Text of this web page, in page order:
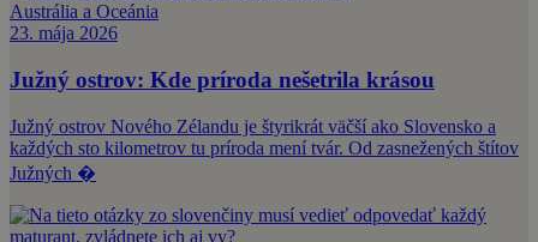
Austrália a Oceánia
23. mája 2026
Južný ostrov: Kde príroda nešetrila krásou
Južný ostrov Nového Zélandu je štyrikrát väčší ako Slovensko a
každých sto kilometrov tu príroda mení tvár. Od zasnežených štítov
Južných �